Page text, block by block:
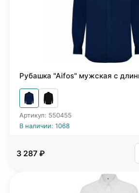
Рубашка "Aifos" мужская с
Артикул: 550455
В наличии: 1068
3 287 ₽